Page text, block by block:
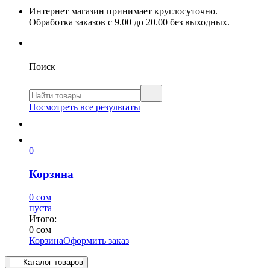
Интернет магазин принимает круглосуточно.
Обработка заказов с 9.00 до 20.00 без выходных.
Поиск
Посмотреть все результаты
0
Корзина
0 сом
пуста
Итого:
0 сом
КорзинаОформить заказ
Каталог товаров